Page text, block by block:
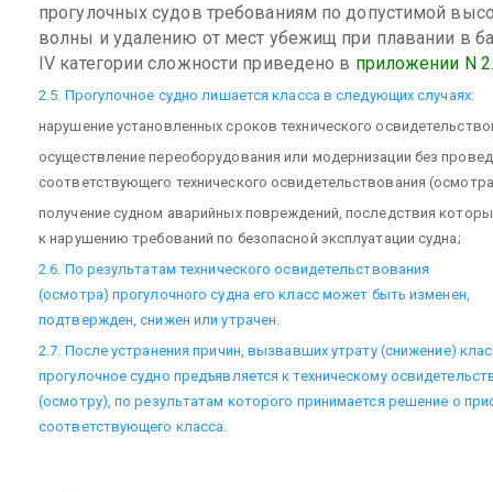
прогулочных судов требованиям по допустимой
волны и удалению от мест убежищ при плавании в
IV категории сложности приведено в приложении N 2
2.5. Прогулочное судно лишается класса в следующих случаях:
нарушение установленных сроков технического
осуществление переоборудования или модернизации без
соответствующего технического освидетельствования
получение судном аварийных повреждений, последствия
к нарушению требований по безопасной эксплуатации судна;
2.6. По результатам технического освидетельствования
(осмотра) прогулочного судна его класс может быть изменен,
подтвержден, снижен или утрачен.
2.7. После устранения причин, вызвавших утрату (снижение)
прогулочное судно предъявляется к техническому
(осмотру), по результатам которого принимается решение о
соответствующего класса.